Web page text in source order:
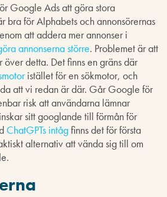
Google Ads att göra stora
bra för Alphabets och annonsörernas
att addera mer annonser i
annonserna större. Problemet är att
detta. Det finns en gräns där
istället för en sökmotor, och
att vi redan är där. Går Google för
risk att användarna lämnar
sitt googlande till förmån för
ChatGPTs intågfinns det för första
alternativ att vända sig till om